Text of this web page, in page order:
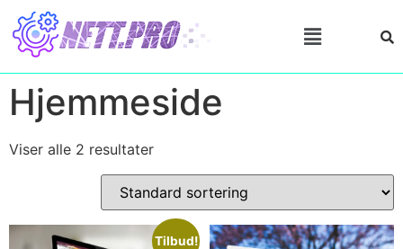
Hjemmeside
Viser alle 2 resultater
Tilbud!